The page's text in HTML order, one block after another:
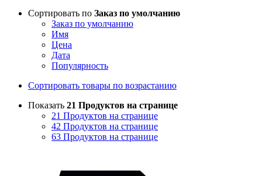
Сортировать по Заказ по умолчанию
Заказ по умолчанию
Имя
Цена
Дата
Популярность
Сортировать товары по возрастанию
Показать 21 Продуктов на странице
21 Продуктов на странице
42 Продуктов на странице
63 Продуктов на странице